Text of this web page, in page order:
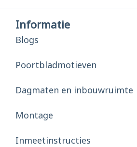
Informatie
Blogs
Poortbladmotieven
Dagmaten en inbouwruimte
Montage
Inmeetinstructies